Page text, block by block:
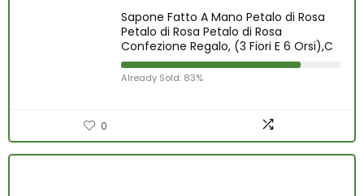
Sapone Fatto A Mano Petalo di Rosa
Petalo di Rosa Petalo di Rosa
Confezione Regalo, (3 Fiori E 6 Orsi),C
Already Sold: 83%
0